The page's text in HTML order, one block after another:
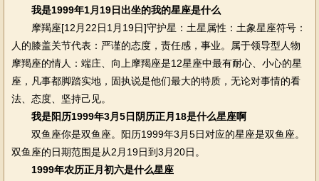
我是1999年1月19日出坐的我的星座是什么
摩羯座[12月22日1月19日]守护星：土星属性：土象星座符号：
人的膝盖关节代表：严谨的态度，责任感，事业。属于领导型人物
摩羯座的情人：端庄、向上摩羯座是12星座中最有耐心、小心的星
座，凡事都脚踏实地，固执说是他们最大的特质，无论对事情的看
法、态度、坚持己见。
我是阳历1999年3月5日阴历正月18是什么星座啊
双鱼座你是双鱼座。阳历1999年3月5日对应的星座是双鱼座。
双鱼座的日期范围是从2月19日到3月20日。
1999年农历正月初六是什么星座